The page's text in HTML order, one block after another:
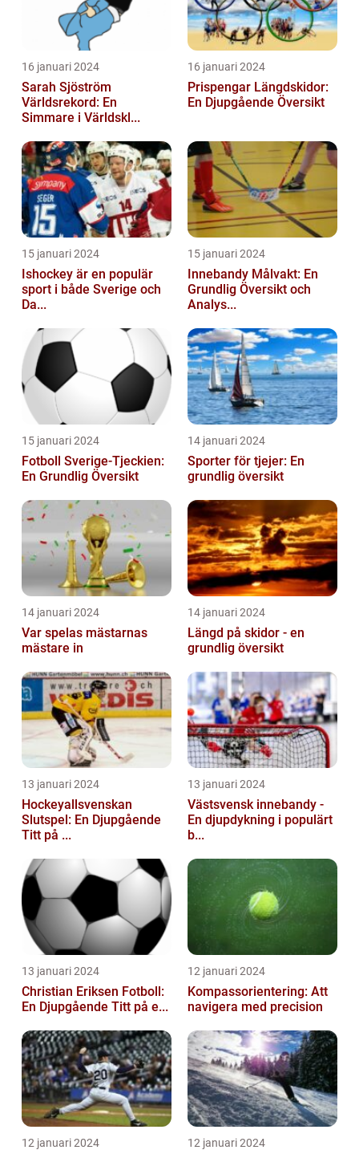
16 januari 2024
Sarah Sjöström
Världsrekord: En
Simmare i Världskl...
16 januari 2024
Prispengar Längdskidor:
En Djupgående Översikt
15 januari 2024
Ishockey är en populär
sport i både Sverige och
Da...
15 januari 2024
Innebandy Målvakt: En
Grundlig Översikt och
Analys...
15 januari 2024
Fotboll Sverige-Tjeckien:
En Grundlig Översikt
14 januari 2024
Sporter för tjejer: En
grundlig översikt
14 januari 2024
Var spelas mästarnas
mästare in
14 januari 2024
Längd på skidor - en
grundlig översikt
13 januari 2024
Hockeyallsvenskan
Slutspel: En Djupgående
Titt på ...
13 januari 2024
Västsvensk innebandy -
En djupdykning i populärt
b...
13 januari 2024
Christian Eriksen Fotboll:
En Djupgående Titt på e...
12 januari 2024
Kompassorientering: Att
navigera med precision
12 januari 2024 12 januari 2024